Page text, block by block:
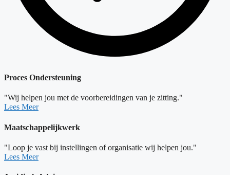
Proces Ondersteuning
"Wij helpen jou met de voorbereidingen van je zitting."
Lees Meer
Maatschappelijkwerk
"Loop je vast bij instellingen of organisatie wij helpen jou."
Lees Meer